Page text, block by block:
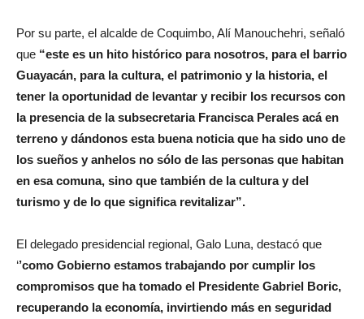
Por su parte, el alcalde de Coquimbo, Alí Manouchehri, señaló
que “este es un hito histórico para nosotros, para el barrio
Guayacán, para la cultura, el patrimonio y la historia, el
tener la oportunidad de levantar y recibir los recursos con
la presencia de la subsecretaria Francisca Perales acá en
terreno y dándonos esta buena noticia que ha sido uno de
los sueños y anhelos no sólo de las personas que habitan
en esa comuna, sino que también de la cultura y del
turismo y de lo que significa revitalizar”.
El delegado presidencial regional, Galo Luna, destacó que
‘’como Gobierno estamos trabajando por cumplir los
compromisos que ha tomado el Presidente Gabriel Boric,
recuperando la economía, invirtiendo más en seguridad